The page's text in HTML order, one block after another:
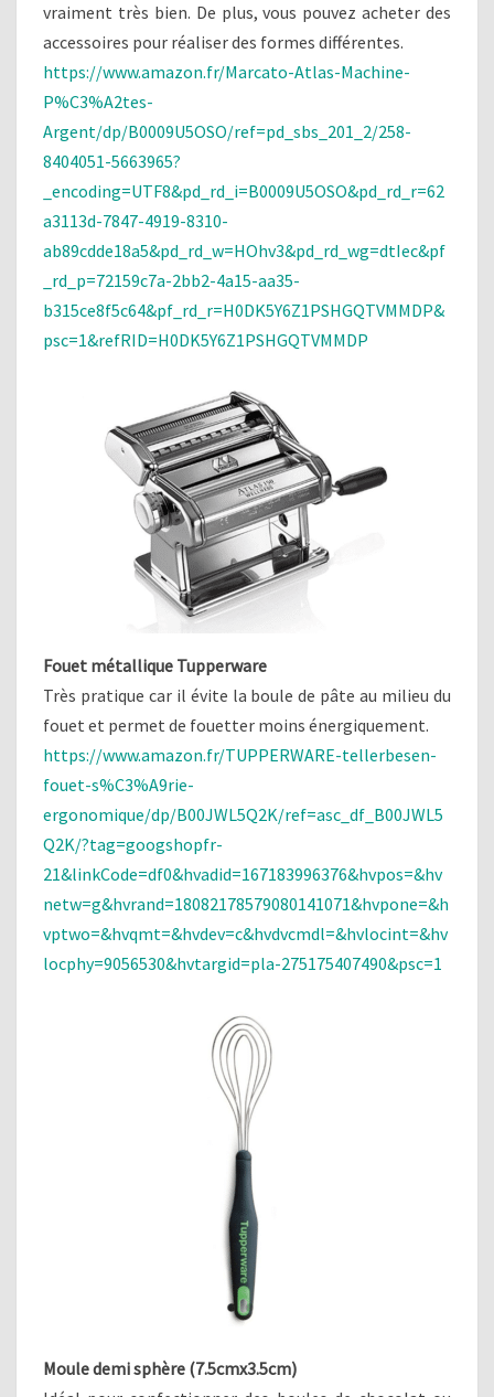
vraiment très bien. De plus, vous pouvez acheter des
accessoires pour réaliser des formes différentes.
https://www.amazon.fr/Marcato-Atlas-Machine-
P%C3%A2tes-
Argent/dp/B0009U5OSO/ref=pd_sbs_201_2/258-
8404051-5663965?
_encoding=UTF8&pd_rd_i=B0009U5OSO&pd_rd_r=62
a3113d-7847-4919-8310-
ab89cdde18a5&pd_rd_w=HOhv3&pd_rd_wg=dtIec&pf
_rd_p=72159c7a-2bb2-4a15-aa35-
b315ce8f5c64&pf_rd_r=H0DK5Y6Z1PSHGQTVMMDP&
psc=1&refRID=H0DK5Y6Z1PSHGQTVMMDP
Fouet métallique Tupperware
Très pratique car il évite la boule de pâte au milieu du
fouet et permet de fouetter moins énergiquement.
https://www.amazon.fr/TUPPERWARE-tellerbesen-
fouet-s%C3%A9rie-
ergonomique/dp/B00JWL5Q2K/ref=asc_df_B00JWL5
Q2K/?tag=googshopfr-
21&linkCode=df0&hvadid=167183996376&hvpos=&hv
netw=g&hvrand=18082178579080141071&hvpone=&h
vptwo=&hvqmt=&hvdev=c&hvdvcmdl=&hvlocint=&hv
locphy=9056530&hvtargid=pla-275175407490&psc=1
Moule demi sphère (7.5cmx3.5cm)